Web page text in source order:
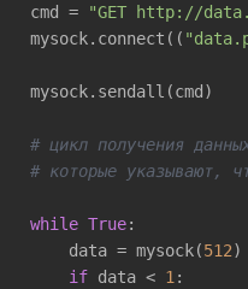
cmd =
"GET http://
mysock.connect((
mysock.sendall(cmd)
# цикл получения
# которые указывают,
while True:
    data = mysock(
512)
if data < 1: